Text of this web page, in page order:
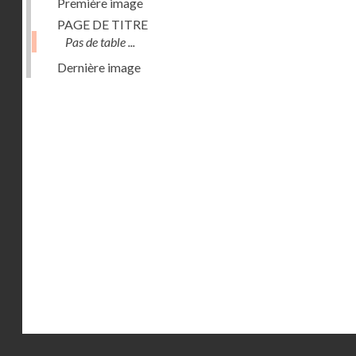
PAGE DE TITRE
Pas de table ...
Dernière image